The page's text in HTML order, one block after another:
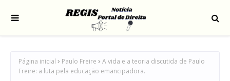
Página inicial Paulo Freire
A vida e a teoria discutida de Paulo
Freire: a luta pela educação emancipadora.